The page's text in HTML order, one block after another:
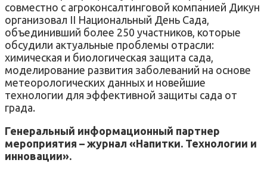
совместно с агроконсалтинговой компанией Дикун
организовал II Национальный День Сада,
объединивший более 250 участников, которые
обсудили актуальные проблемы отрасли:
химическая и биологическая защита сада,
моделирование развития заболеваний на основе
метеорологических данных и новейшие
технологии для эффективной защиты сада от
града.
Генеральный информационный партнер
мероприятия – журнал «Напитки. Технологии и
инновации».